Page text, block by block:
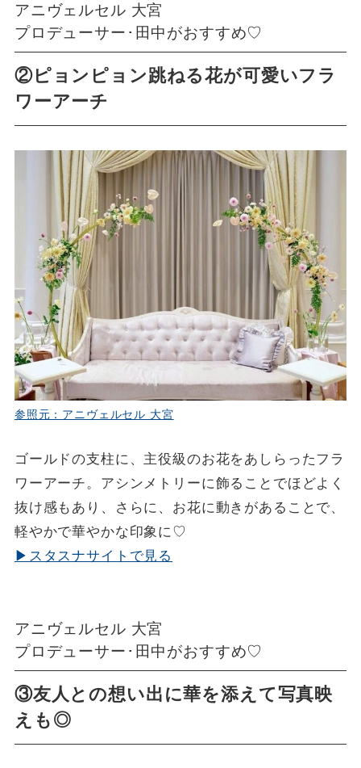
アニヴェルセル 大宮
プロデューサー･田中がおすすめ♡
②ピョンピョン跳ねる花が可愛いフラ
ワーアーチ
参照元：アニヴェルセル 大宮
ゴールドの支柱に、主役級のお花をあしらったフラ
ワーアーチ。アシンメトリーに飾ることでほどよく
抜け感もあり、さらに、お花に動きがあることで、
軽やかで華やかな印象に♡
▶スタスナサイトで見る
アニヴェルセル 大宮
プロデューサー･田中がおすすめ♡
③友人との想い出に華を添えて写真映
えも◎